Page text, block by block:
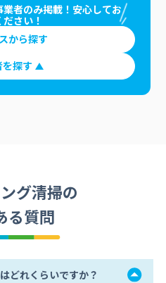
者のみ掲載！安心してお
さい！
から探す
探す
グ清掃の
る質問
どれくらいですか？